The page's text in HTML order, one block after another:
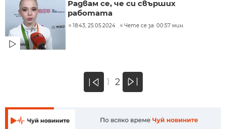
Радвам се, че си свърших
работата
18:43, 25.05.2024 Чете се за: 00:57 мин.
« 1 2 »